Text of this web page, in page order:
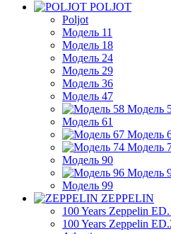
POLJOT
Poljot
Модель 11
Модель 18
Модель 24
Модель 29
Модель 36
Модель 47
Модель
Модель 61
Модель
Модель
Модель 90
Модель
Модель 99
ZEPPELIN
100 Years Zeppelin
100 Years Zeppelin